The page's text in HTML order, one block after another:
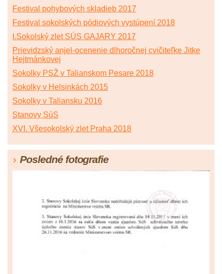
Festival pohybových skladieb 2017
Festival sokolských pódiových vystúpení 2018
I.Sokolský zlet SÚS GAJARY 2017
Prievidzský anjel-ocenenie dlhoročnej cvičiteľke Jitke
Hejtmánkovej
Sokolky PSŽ v Talianskom Pesare 2018
Sokolky v Helsinkách 2015
Sokolky v Taliansku 2016
Stanovy SúS
XVI. Všesokolský zlet Praha 2018
Posledné fotografie